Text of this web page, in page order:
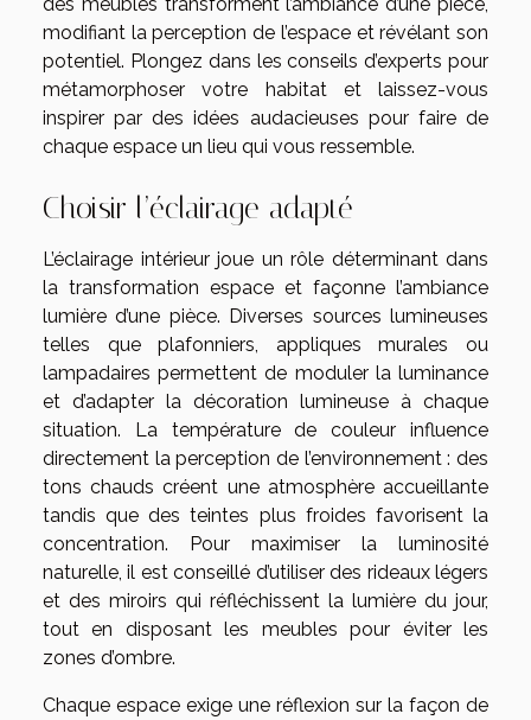
modifiant la perception de l’espace et révélant son
potentiel. Plongez dans les conseils d’experts pour
métamorphoser votre habitat et laissez-vous
inspirer par des idées audacieuses pour faire de
chaque espace un lieu qui vous ressemble.
Choisir l’éclairage adapté
L’éclairage intérieur joue un rôle déterminant dans
la transformation espace et façonne l’ambiance
lumière d’une pièce. Diverses sources lumineuses
telles que plafonniers, appliques murales ou
lampadaires permettent de moduler la luminance
et d’adapter la décoration lumineuse à chaque
situation. La température de couleur influence
directement la perception de l’environnement : des
tons chauds créent une atmosphère accueillante
tandis que des teintes plus froides favorisent la
concentration. Pour maximiser la luminosité
naturelle, il est conseillé d’utiliser des rideaux légers
et des miroirs qui réfléchissent la lumière du jour,
tout en disposant les meubles pour éviter les
zones d’ombre.
Chaque espace exige une réflexion sur la façon de